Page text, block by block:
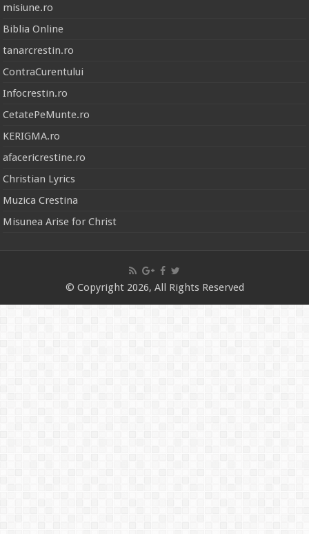
misiune.ro
Biblia Online
tanarcrestin.ro
ContraCurentului
Infocrestin.ro
CetatePeMunte.ro
KERIGMA.ro
afacericrestine.ro
Christian Lyrics
Muzica Crestina
Misunea Arise for Christ
© Copyright 2026, All Rights Reserved